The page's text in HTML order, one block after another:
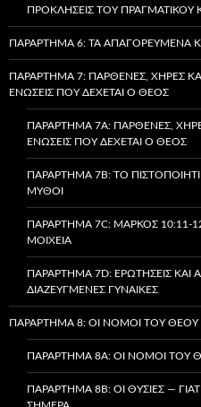
ΠΡΟΚΛΉΣΕΙΣ ΤΟΥ ΠΡΑΓΜΑΤΙΚΟΎ
ΠΑΡΆΡΤΗΜΑ 6: ΤΑ ΑΠΑΓΟΡΕΥΜΈΝΑ
ΠΑΡΆΡΤΗΜΑ 7: ΠΑΡΘΈΝΕΣ, ΧΉΡΕΣ
ΕΝΏΣΕΙΣ ΠΟΥ ΔΈΧΕΤΑΙ Ο ΘΕΌΣ
ΠΑΡΆΡΤΗΜΑ 7A: ΠΑΡΘΈΝΕΣ,
ΕΝΏΣΕΙΣ ΠΟΥ ΔΈΧΕΤΑΙ Ο ΘΕΌΣ
ΠΑΡΆΡΤΗΜΑ 7B: ΤΟ
ΜΎΘΟΙ
ΠΑΡΆΡΤΗΜΑ 7C: ΜΆΡΚΟΣ 10:11-
ΜΟΙΧΕΊΑ
ΠΑΡΆΡΤΗΜΑ 7D: ΕΡΩΤΉΣΕΙΣ ΚΑΙ
ΔΙΑΖΕΥΓΜΈΝΕΣ ΓΥΝΑΊΚΕΣ
ΠΑΡΆΡΤΗΜΑ 8: ΟΙ ΝΌΜΟΙ ΤΟΥ
ΠΑΡΆΡΤΗΜΑ 8A: ΟΙ ΝΌΜΟΙ ΤΟΥ
ΠΑΡΆΡΤΗΜΑ 8B: ΟΙ ΘΥΣΊΕΣ —
ΣΉΜΕΡΑ